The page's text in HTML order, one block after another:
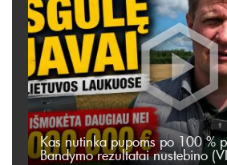
Kas nutinka pupoms po 100 %
Bandymo rezultatai nustebino